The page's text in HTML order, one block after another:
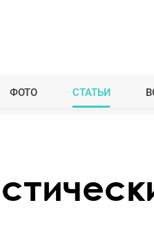
ФОТО СТАТЬИ